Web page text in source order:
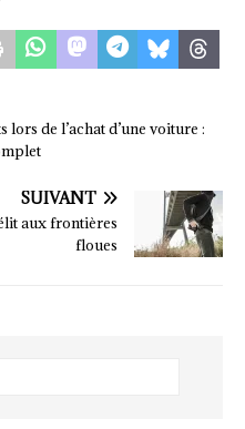
lors de l’achat d’une voiture :
SUIVANT
aux frontières
floues